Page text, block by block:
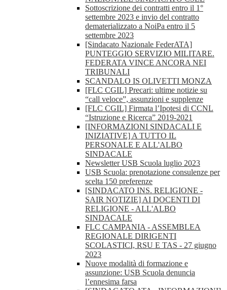
Sottoscrizione dei contratti entro il 1°
settembre 2023 e invio del contratto
dematerializzato a NoiPa entro il 5
settembre 2023
[Sindacato Nazionale FederATA]
PUNTEGGIO SERVIZIO MILITARE.
FEDERATA VINCE ANCORA NEI
TRIBUNALI
SCANDALO IS OLIVETTI MONZA
[FLC CGIL] Precari: ultime notizie su
“call veloce”, assunzioni e supplenze
[FLC CGIL] Firmata l’Ipotesi di CCNL
“Istruzione e Ricerca” 2019-2021
[INFORMAZIONI SINDACALI E
INIZIATIVE] A TUTTO IL
PERSONALE E ALL'ALBO
SINDACALE
Newsletter USB Scuola luglio 2023
USB Scuola: prenotazione consulenze per
scelta 150 preferenze
[SINDACATO INS. RELIGIONE -
SAIR NOTIZIE] AI DOCENTI DI
RELIGIONE - ALL'ALBO
SINDACALE
FLC CAMPANIA - ASSEMBLEA
REGIONALE DIRIGENTI
SCOLASTICI, RSU E TAS - 27 giugno
2023
Nuove modalità di formazione e
assunzione: USB Scuola denuncia
l’ennesima farsa